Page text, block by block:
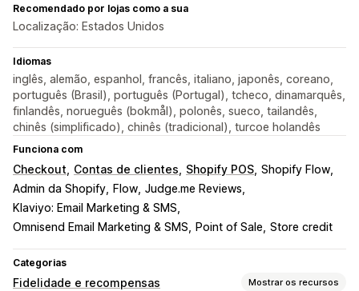
Recomendado por lojas como a sua
Localização: Estados Unidos
Idiomas
inglês, alemão, espanhol, francês, italiano, japonês, coreano,
português (Brasil), português (Portugal), tcheco, dinamarquês,
finlandês, norueguês (bokmål), polonês, sueco, tailandês,
chinês (simplificado), chinês (tradicional), turcoe holandês
Funciona com
Checkout Contas de clientes Shopify POS Shopify Flow
Admin da Shopify
Flow Judge.me Reviews
Klaviyo: Email Marketing & SMS
Omnisend Email Marketing & SMS
Point of Sale Store credit
Categorias
Fidelidade e recompensas Mostrar os recursos